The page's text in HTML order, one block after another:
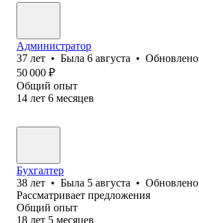
Администратор
37 лет • Была 6 августа • Обновлено
50 000 ₽
Общий опыт
14 лет 6 месяцев
Бухгалтер
38 лет • Была 5 августа • Обновлено
Рассматривает предложения
Общий опыт
18 лет 5 месяцев